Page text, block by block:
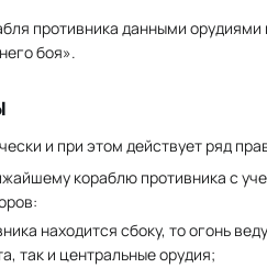
противника данными орудиями
боя».
и при этом действует ряд
кораблю противника с
находится сбоку, то огонь
так и центральные орудия;